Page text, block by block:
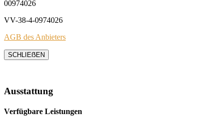
00974026
VV-38-4-0974026
AGB des Anbieters
SCHLIEẞEN
Ausstattung
Verfügbare Leistungen